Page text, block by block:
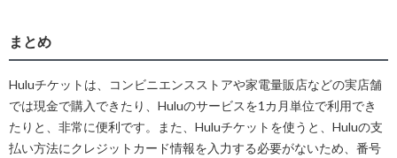
まとめ
Huluチケットは、コンビニエンスストアや家電量販店などの実店舗
では現金で購入できたり、Huluのサービスを1カ月単位で利用でき
たりと、非常に便利です。また、Huluチケットを使うと、Huluの支
払い方法にクレジットカード情報を入力する必要がないため、番号